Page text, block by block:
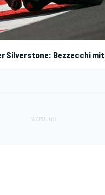
Silverstone: Bezzecchi mit